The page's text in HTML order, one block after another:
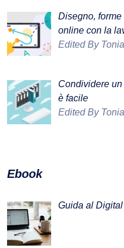
Disegno,
online con la
Edited By
Condividere
è facile
Edited By
Ebook
Guida al